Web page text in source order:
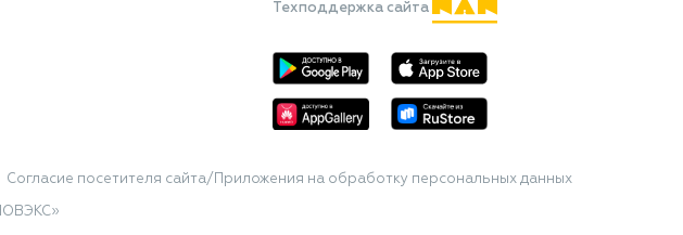
Техподдержка сайта
Согласие посетителя сайта/Приложения на обработку персональных данных